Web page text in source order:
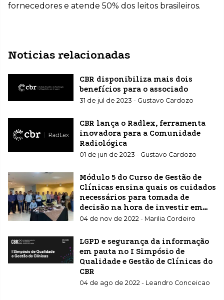
fornecedores e atende 50% dos leitos brasileiros.
Noticias relacionadas
CBR disponibiliza mais dois
benefícios para o associado
31 de jul de 2023 - Gustavo Cardozo
CBR lança o Radlex, ferramenta
inovadora para a Comunidade
Radiológica
01 de jun de 2023 - Gustavo Cardozo
Módulo 5 do Curso de Gestão de
Clínicas ensina quais os cuidados
necessários para tomada de
decisão na hora de investir em
sua clínica, laboratório ou
imagem
04 de nov de 2022 - Marilia Cordeiro
LGPD e segurança da informação
em pauta no I Simpósio de
Qualidade e Gestão de Clínicas do
CBR
04 de ago de 2022 - Leandro Conceicao